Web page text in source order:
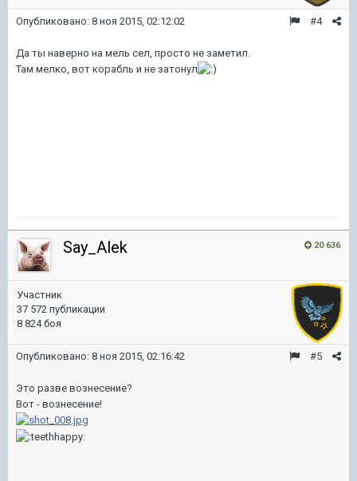
#4
Опубликовано: 8 ноя 2015, 02:12:02
Да ты наверно на мель сел, просто не заметил.
Там мелко, вот корабль и не затонул
20 636
Say_Alek
Участник
37 572 публикации
8 824 боя
#5
Опубликовано: 8 ноя 2015, 02:16:42
Это разве вознесение?
Вот - вознесение!